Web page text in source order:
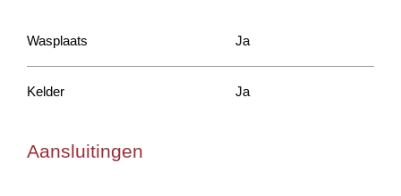
Wasplaats Ja
Kelder Ja
Aansluitingen